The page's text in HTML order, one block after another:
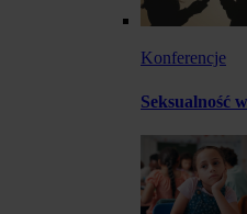
Konferencje
Seksualność